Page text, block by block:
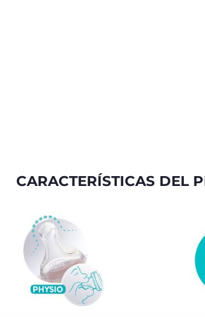
CARACTERÍSTICAS DEL